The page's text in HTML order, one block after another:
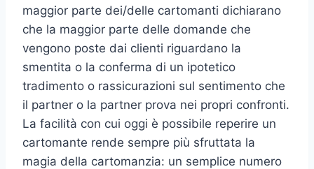
maggior parte dei/delle cartomanti dichiarano
che la maggior parte delle domande che
vengono poste dai clienti riguardano la
smentita o la conferma di un ipotetico
tradimento o rassicurazioni sul sentimento che
il partner o la partner prova nei propri confronti.
La facilità con cui oggi è possibile reperire un
cartomante rende sempre più sfruttata la
magia della cartomanzia: un semplice numero